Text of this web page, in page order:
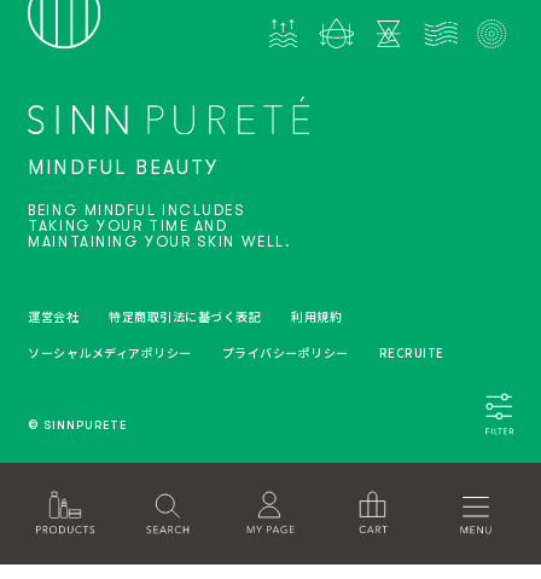
MINDFUL BEAUTY
BEING MINDFUL INCLUDES
TAKING YOUR TIME AND
MAINTAINING YOUR SKIN WELL.
運営会社 特定商取引法に基づく表記
利用規約
ソーシャルメディアポリシー
プライバシーポリシー RECRUITE
© SINNPURETE